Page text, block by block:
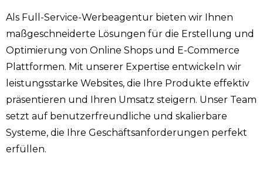
Als Full-Service-Werbeagentur bieten wir Ihnen
maßgeschneiderte Lösungen für die Erstellung und
Optimierung von Online Shops und E-Commerce
Plattformen. Mit unserer Expertise entwickeln wir
leistungsstarke Websites, die Ihre Produkte effektiv
präsentieren und Ihren Umsatz steigern. Unser Team
setzt auf benutzerfreundliche und skalierbare
Systeme, die Ihre Geschäftsanforderungen perfekt
erfüllen.